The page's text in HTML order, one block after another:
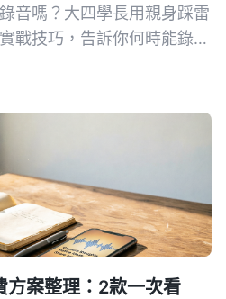
音嗎？大四學長用親身踩雷
戰技巧，告訴你何時能錄、
案整理：2款一次看